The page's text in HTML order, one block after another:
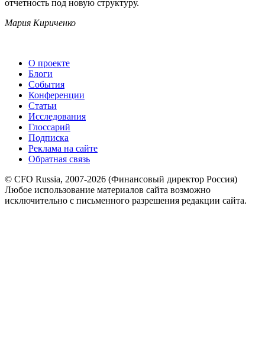
отчетность под новую структуру.
Мария Кириченко
О проекте
Блоги
События
Конференции
Статьи
Исследования
Глоссарий
Подписка
Реклама на сайте
Обратная связь
© CFO Russia, 2007-2026 (Финансовый директор Россия)
Любое использование материалов сайта возможно
исключительно с письменного разрешения редакции сайта.